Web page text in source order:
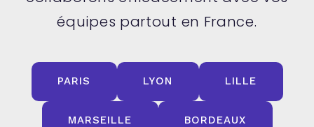
équipes partout en France.
PARIS LYON LILLE
MARSEILLE BORDEAUX